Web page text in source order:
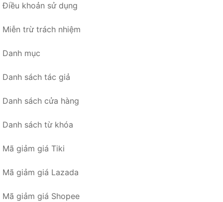
Điều khoản sử dụng
Miễn trừ trách nhiệm
Danh mục
Danh sách tác giả
Danh sách cửa hàng
Danh sách từ khóa
Mã giảm giá Tiki
Mã giảm giá Lazada
Mã giảm giá Shopee